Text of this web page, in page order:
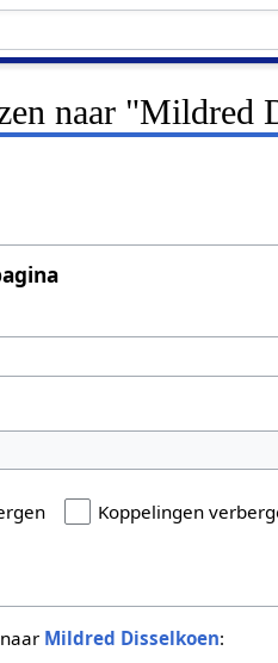
naar "Mildred
Koppelingen
Mildred Disselkoen: